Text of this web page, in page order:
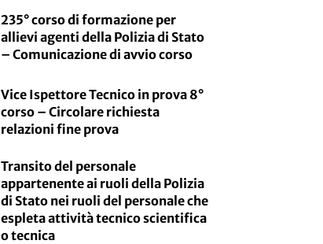
235° corso di formazione per
allievi agenti della Polizia di Stato
– Comunicazione di avvio corso
Vice Ispettore Tecnico in prova 8°
corso – Circolare richiesta
relazioni fine prova
Transito del personale
appartenente ai ruoli della Polizia
di Stato nei ruoli del personale che
espleta attività tecnico scientifica
o tecnica